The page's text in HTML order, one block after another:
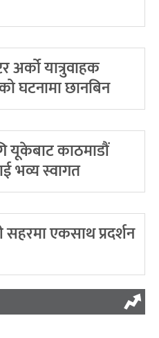
अर्को यात्रुवाहक
घटनामा छानबिन
यूकेबाट काठमाडौं
भव्य स्वागत
एकसाथ प्रदर्शन